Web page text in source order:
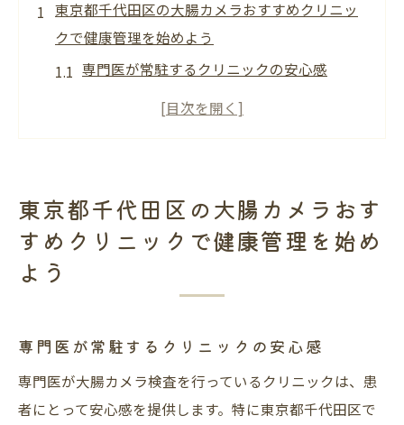
東京都千代田区の大腸カメラおすすめクリニッ
クで健康管理を始めよう
専門医が常駐するクリニックの安心感
大腸カメラ検査のスケジュールと予約方法
検査前に知っておきたい準備事項
検査後のフォローアップサービス
大腸カメラ検査の快適さを求めるなら東京都千
代田区がおすすめ
患者様に優しいクリニックの選び方
快適な検査を提供するための工夫
千代田区のアクセスの良さ
東京都千代田区の大腸カメラおす
すめクリニックで健康管理を始め
よう
専門医が常駐するクリニックの安心感
専門医が大腸カメラ検査を行っているクリニックは、患
者にとって安心感を提供します。特に東京都千代田区で